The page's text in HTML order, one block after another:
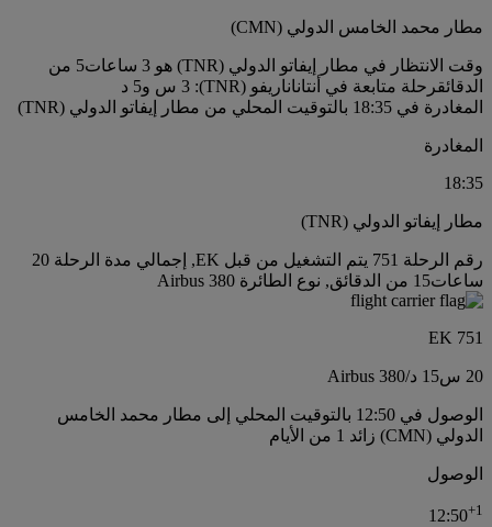
مطار محمد الخامس الدولي (CMN)
وقت الانتظار في مطار إيفاتو الدولي (TNR) هو 3 ساعات5 من
الدقائقرحلة متابعة في أنتاناناريفو (TNR): 3 س و5 د
المغادرة في 18:35 بالتوقيت المحلي من مطار إيفاتو الدولي (TNR)
المغادرة
18:35
مطار إيفاتو الدولي (TNR)
رقم الرحلة 751 يتم التشغيل من قبل EK, إجمالي مدة الرحلة 20
ساعات15 من الدقائق, نوع الطائرة Airbus 380
EK 751
20 س 15 د /
Airbus 380
الوصول في 12:50 بالتوقيت المحلي إلى مطار محمد الخامس
الدولي (CMN) زائد 1 من الأيام
الوصول
12:50+1